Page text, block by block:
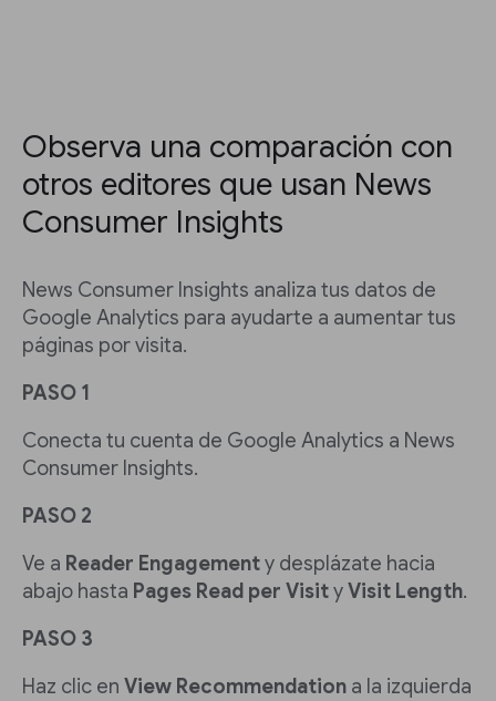
Observa una comparación con
otros editores que usan News
Consumer Insights
News Consumer Insights analiza tus datos de
Google Analytics para ayudarte a aumentar tus
páginas por visita.
PASO 1
Conecta tu cuenta de Google Analytics a News
Consumer Insights.
PASO 2
Ve a Reader Engagementy desplázate hacia
abajo hasta Pages Read per VisityVisit Length.
PASO 3
Haz clic en View Recommendation a la izquierda